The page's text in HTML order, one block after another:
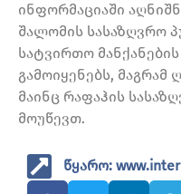
ინფორმაციაში
შალომის სასაზღვრო
სატვირთო
გამოიყენებს, მაგრამ
მაინც რაფაჰის
მოუწევთ.
წყარო: